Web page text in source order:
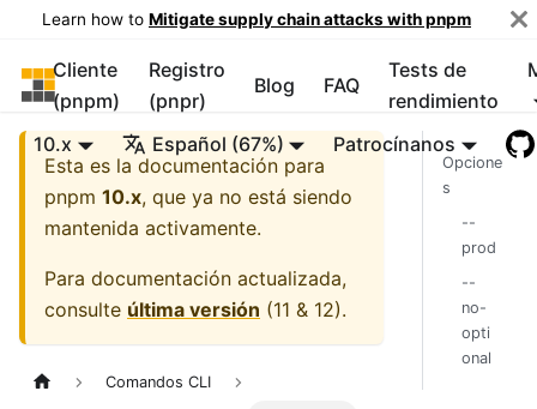
Learn how to Mitigate supply chain attacks with pnpm
pnpm
Cliente
(pnpm)
Registro
(pnpr)
Blog FAQ
Tests de
rendimiento
10.x Español (67%)
Patrocínanos
Esta es la documentación para
pnpm 10.x, que ya no está siendo
mantenida activamente.
Para documentación actualizada,
consulte última versión (11 & 12).
Comandos CLI
Opcione
s
--
prod
--
no-
opti
onal